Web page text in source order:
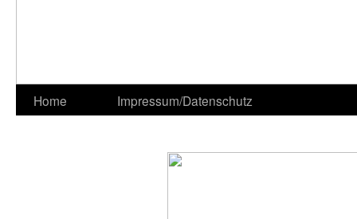
Home Impressum/Datenschutz